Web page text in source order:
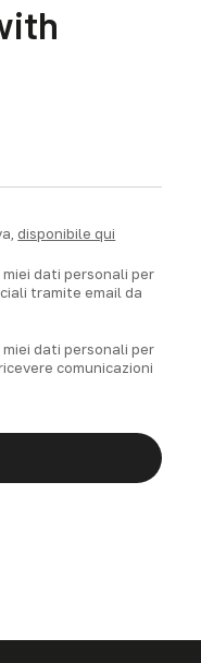
disponibile qui
dati personali per
tramite email da
dati personali per
comunicazioni